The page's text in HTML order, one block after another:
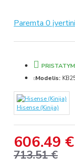
Paremta 0
606.49 €
713.51 €
Modelis:
Hisense (Kinija)